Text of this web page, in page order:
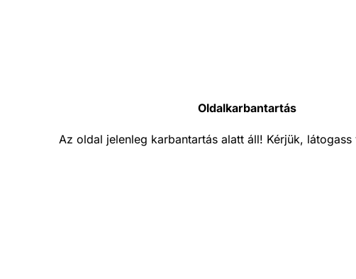
Oldalkarbantartás
Az oldal jelenleg karbantartás alatt áll! Kérjük,